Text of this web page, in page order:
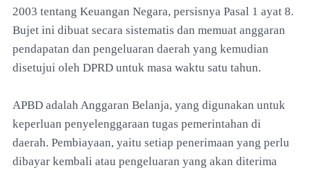
2003 tentang Keuangan Negara, persisnya Pasal 1 ayat 8.
Bujet ini dibuat secara sistematis dan memuat anggaran
pendapatan dan pengeluaran daerah yang kemudian
disetujui oleh DPRD untuk masa waktu satu tahun.
APBD adalah Anggaran Belanja, yang digunakan untuk
keperluan penyelenggaraan tugas pemerintahan di
daerah. Pembiayaan, yaitu setiap penerimaan yang perlu
dibayar kembali atau pengeluaran yang akan diterima